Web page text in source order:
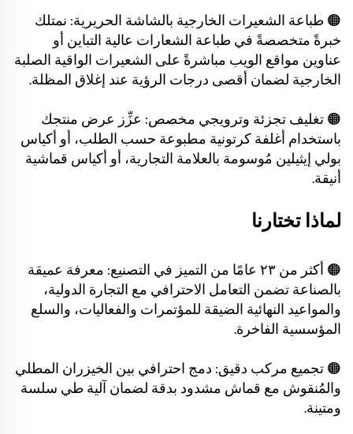
🟠 طباعة الشعيرات الخارجية بالشاشة الحريرية: نمتلك
خبرةً متخصصةً في طباعة الشعارات عالية التباين أو
عناوين مواقع الويب مباشرةً على الشعيرات الواقية الصلبة
الخارجية لضمان أقصى درجات الرؤية عند إغلاق المظلة.
🟠 تغليف تجزئة وترويجي مخصص: عزِّز عرض منتجك
باستخدام أغلفة كرتونية مطبوعة حسب الطلب، أو أكياس
بولي إيثيلين مُوسومة بالعلامة التجارية، أو أكياس قماشية
أنيقة.
لماذا تختارنا
🟠 أكثر من ٢٣ عامًا من التميز في التصنيع: معرفة عميقة
بالصناعة تضمن التعامل الاحترافي مع التجارة الدولية،
والمواعيد النهائية الضيقة للمؤتمرات والفعاليات، والسلع
المؤسسية الفاخرة.
🟠 تجميع مركب دقيق: دمج احترافي بين الخيزران المطلي
والمُنقوش مع قماش مشدود بدقة لضمان آلية طي سلسة
ومتينة.